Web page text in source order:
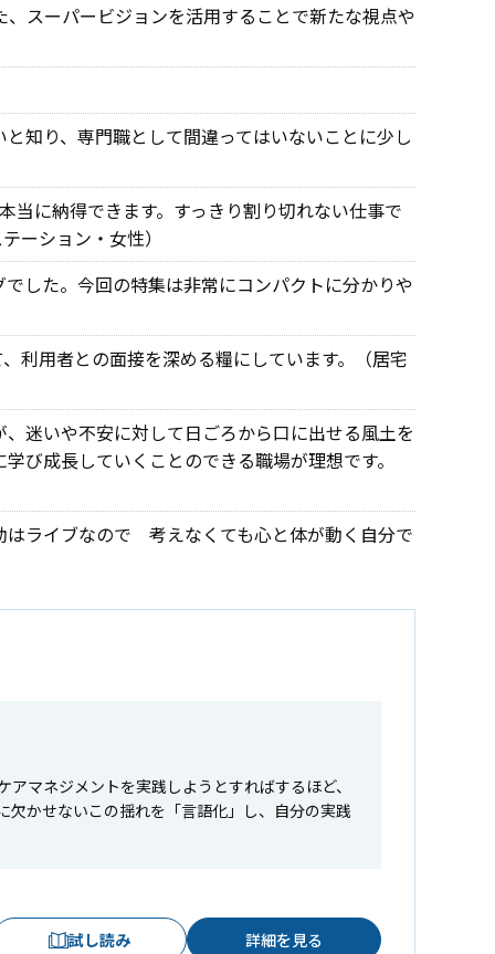
スーパービジョンを活用することで新たな視点や
知り、専門職として間違ってはいないことに少し
当に納得できます。すっきり割り切れない仕事で
ーション・女性）
した。今回の特集は非常にコンパクトに分かりや
利用者との面接を深める糧にしています。（居宅
迷いや不安に対して日ごろから口に出せる風土を
び成長していくことのできる職場が理想です。
はライブなので 考えなくても心と体が動く自分で
マネジメントを実践しようとすればするほど、
かせないこの揺れを「言語化」し、自分の実践
試し読み 詳細を見る